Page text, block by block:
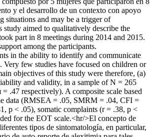
y el desarrollo de un contexto con apoyo
situations and may be a trigger of
aimed to qualitatively describe the
part in 8 meetings during 2014 and 2015.
among the participants.
in the ability to identify and communicate
few studies have focused on children or
objectives of this study were therefore, (a)
and validity, in a sample of N = 265
.47 respectively). A composite scale based
data (RMSEA = .05, SMRM = .04, CFI =
p < .05), somatic complaints (r = .38, p <
for the EOT scale.<hr/>El concepto de
tipos de sintomatología, en particular,